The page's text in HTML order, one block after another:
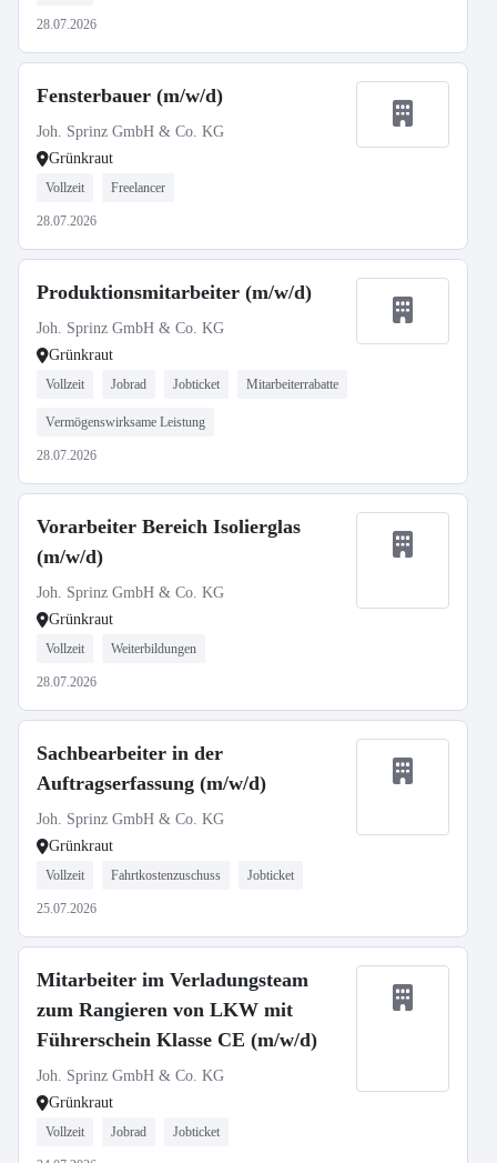
28.07.2026
Fensterbauer (m/w/d)
Joh. Sprinz GmbH & Co. KG
Grünkraut
Vollzeit Freelancer
28.07.2026
Produktionsmitarbeiter (m/w/d)
Joh. Sprinz GmbH & Co. KG
Grünkraut
Vollzeit Jobrad Jobticket Mitarbeiterrabatte
Vermögenswirksame Leistung
28.07.2026
Vorarbeiter Bereich Isolierglas
(m/w/d)
Joh. Sprinz GmbH & Co. KG
Grünkraut
Vollzeit Weiterbildungen
28.07.2026
Sachbearbeiter in der
Auftragserfassung (m/w/d)
Joh. Sprinz GmbH & Co. KG
Grünkraut
Vollzeit Fahrtkostenzuschuss Jobticket
25.07.2026
Mitarbeiter im Verladungsteam
zum Rangieren von LKW mit
Führerschein Klasse CE (m/w/d)
Joh. Sprinz GmbH & Co. KG
Grünkraut
Vollzeit Jobrad Jobticket